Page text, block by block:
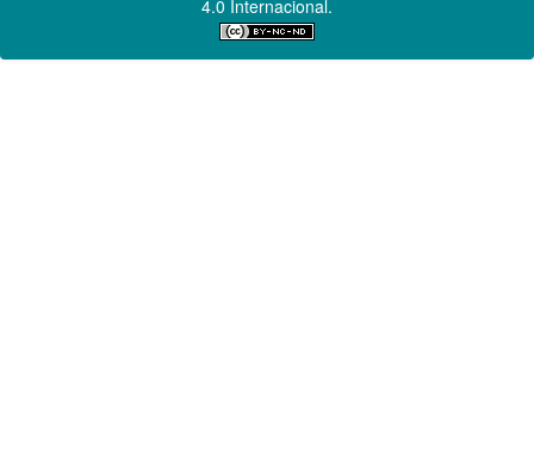
4.0 Internacional.